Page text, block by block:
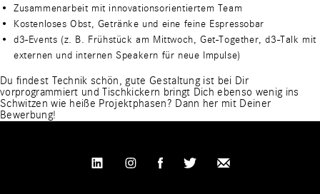
Zusammenarbeit mit innovationsorientiertem Team
Kostenloses Obst, Getränke und eine feine Espressobar
d3-Events (z. B. Frühstück am Mittwoch, Get-Together, d3-Talk mit
externen und internen Speakern für neue Impulse)
Du findest Technik schön, gute Gestaltung ist bei Dir
vorprogrammiert und Tischkickern bringt Dich ebenso wenig ins
Schwitzen wie heiße Projektphasen? Dann her mit Deiner
Bewerbung!